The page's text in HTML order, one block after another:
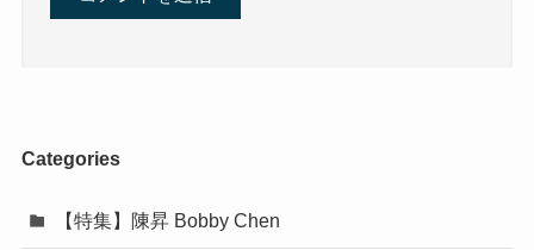
Categories
【特集】陳昇 Bobby Chen